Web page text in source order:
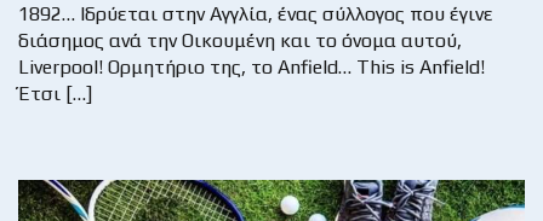
1892… Ιδρύεται στην Αγγλία, ένας σύλλογος που έγινε
διάσημος ανά την Οικουμένη και το όνομα αυτού,
Liverpool! Ορμητήριο της, το Anfield… This is Anfield!
Έτσι […]